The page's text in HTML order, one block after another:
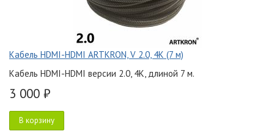
Кабель HDMI-HDMI ARTKRON, V 2.0, 4K (7 м)
Кабель HDMI-HDMI версии 2.0, 4K, длиной 7 м.
3 000 ₽
В корзину